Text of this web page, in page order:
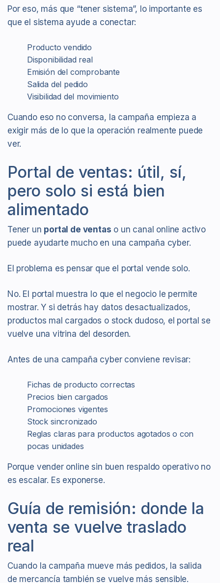
Por eso, más que “tener sistema”, lo importante es
que el sistema ayude a conectar:
Producto vendido
Disponibilidad real
Emisión del comprobante
Salida del pedido
Visibilidad del movimiento
Cuando eso no conversa, la campaña empieza a
exigir más de lo que la operación realmente puede
ver.
Portal de ventas: útil, sí,
pero solo si está bien
alimentado
Tener un portal de ventas o un canal online activo
puede ayudarte mucho en una campaña cyber.
El problema es pensar que el portal vende solo.
No. El portal muestra lo que el negocio le permite
mostrar. Y si detrás hay datos desactualizados,
productos mal cargados o stock dudoso, el portal se
vuelve una vitrina del desorden.
Antes de una campaña cyber conviene revisar:
Fichas de producto correctas
Precios bien cargados
Promociones vigentes
Stock sincronizado
Reglas claras para productos agotados o con
pocas unidades
Porque vender online sin buen respaldo operativo no
es escalar. Es exponerse.
Guía de remisión: donde la
venta se vuelve traslado
real
Cuando la campaña mueve más pedidos, la salida
de mercancía también se vuelve más sensible.